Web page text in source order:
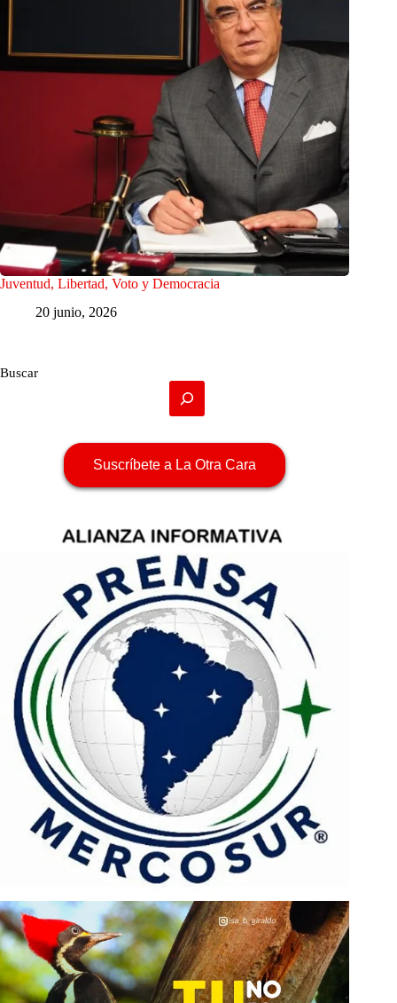
Juventud, Libertad, Voto y Democracia
20 junio, 2026
Buscar
Suscríbete a La Otra Cara